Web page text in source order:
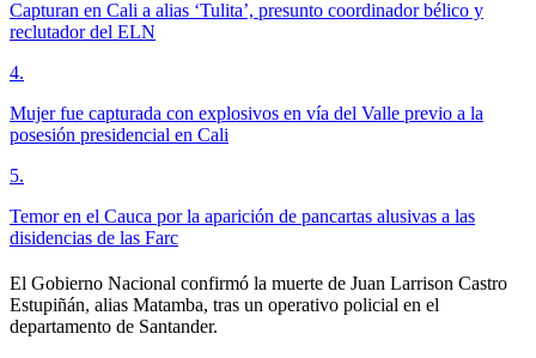
Capturan en Cali a alias ‘Tulita’, presunto coordinador bélico y
reclutador del ELN
4.
Mujer fue capturada con explosivos en vía del Valle previo a la
posesión presidencial en Cali
5.
Temor en el Cauca por la aparición de pancartas alusivas a las
disidencias de las Farc
El Gobierno Nacional confirmó la muerte de Juan Larrison Castro
Estupiñán, alias Matamba, tras un operativo policial en el
departamento de Santander.